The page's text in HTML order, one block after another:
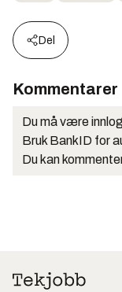
Del
Kommentarer
Du må være
Bruk BankID for
Du kan